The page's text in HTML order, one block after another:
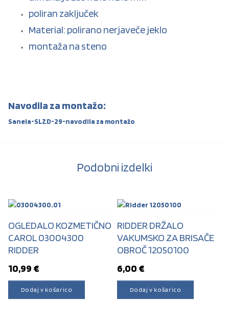
poliran zaključek
Material: polirano nerjaveče jeklo
montaža na steno
Navodila za montažo:
Sanela-SLZD-29-navodila za montažo
Podobni izdelki
OGLEDALO KOZMETIČNO
CAROL 03004300
RIDDER
10,99 €
Dodaj v košarico
RIDDER DRŽALO
VAKUMSKO ZA BRISAČE
OBROČ 12050100
6,00 €
Dodaj v košarico